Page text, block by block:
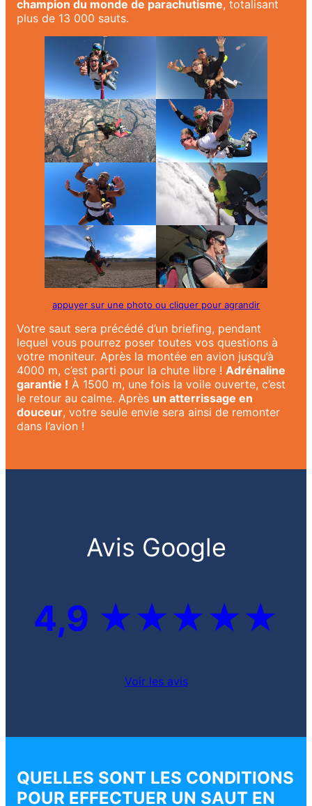
champion du monde de parachutisme, totalisant
plus de 13 000 sauts.
appuyer sur une photo ou cliquer pour agrandir
Votre saut sera précédé d’un briefing, pendant
lequel vous pourrez poser toutes vos questions à
votre moniteur. Après la montée en avion jusqu’à
4000 m, c’est parti pour la chute libre ! Adrénaline
garantie ! À 1500 m, une fois la voile ouverte, c’est
le retour au calme. Après un atterrissage en
douceur, votre seule envie sera ainsi de remonter
dans l’avion !
Avis Google
4,9 ★★★★★
Voir les avis
QUELLES SONT LES CONDITIONS
POUR EFFECTUER UN SAUT EN